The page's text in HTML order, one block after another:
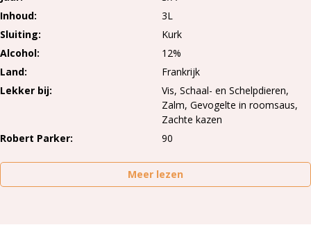
Inhoud
3L
Sluiting
Kurk
Alcohol
12%
Land
Frankrijk
Lekker bij
Vis, Schaal- en Schelpdieren,
Zalm, Gevogelte in roomsaus,
Zachte kazen
Robert Parker
90
Meer lezen